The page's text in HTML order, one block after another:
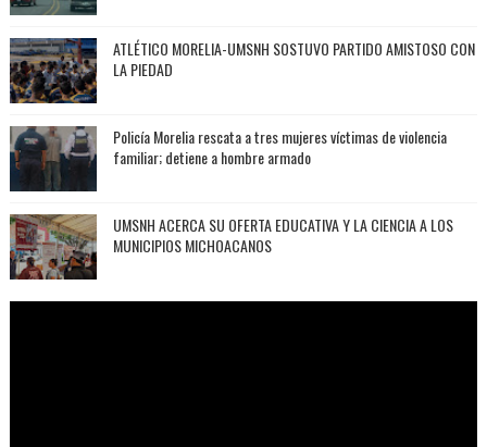
ATLÉTICO MORELIA-UMSNH SOSTUVO PARTIDO AMISTOSO CON
LA PIEDAD
Policía Morelia rescata a tres mujeres víctimas de violencia
familiar; detiene a hombre armado
UMSNH ACERCA SU OFERTA EDUCATIVA Y LA CIENCIA A LOS
MUNICIPIOS MICHOACANOS